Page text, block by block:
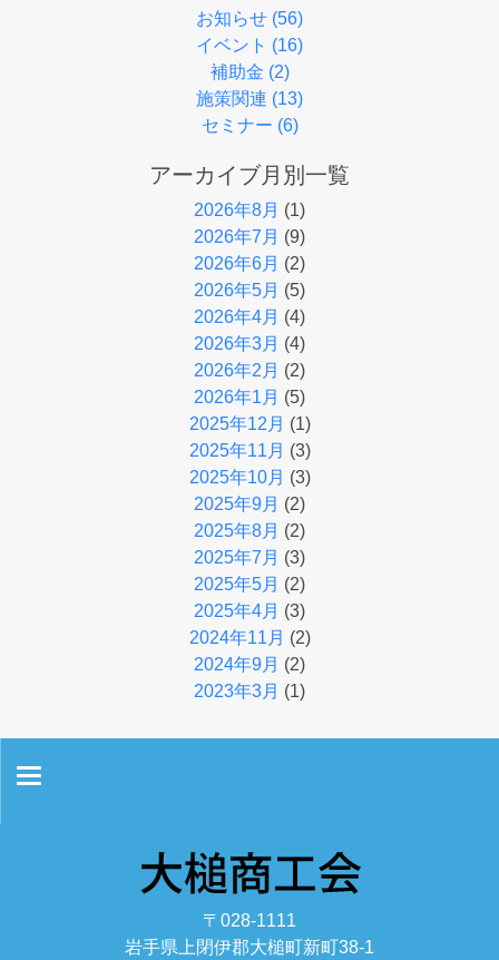
お知らせ (56)
イベント (16)
補助金 (2)
施策関連 (13)
セミナー (6)
アーカイブ月別一覧
2026年8月 (1)
2026年7月 (9)
2026年6月 (2)
2026年5月 (5)
2026年4月 (4)
2026年3月 (4)
2026年2月 (2)
2026年1月 (5)
2025年12月 (1)
2025年11月 (3)
2025年10月 (3)
2025年9月 (2)
2025年8月 (2)
2025年7月 (3)
2025年5月 (2)
2025年4月 (3)
2024年11月 (2)
2024年9月 (2)
2023年3月 (1)
情報セキュリティ基本方針
〒028-1111
岩手県上閉伊郡大槌町新町38-1